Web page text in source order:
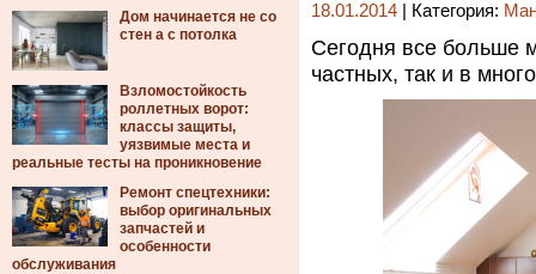
Дом начинается не со
стен а с потолка
Взломостойкость
роллетных ворот:
классы защиты,
уязвимые места и
реальные тесты на проникновение
Ремонт спецтехники:
выбор оригинальных
запчастей и
особенности
обслуживания
18.01.2014 | Категория:
Сегодня все больше
частных, так и в